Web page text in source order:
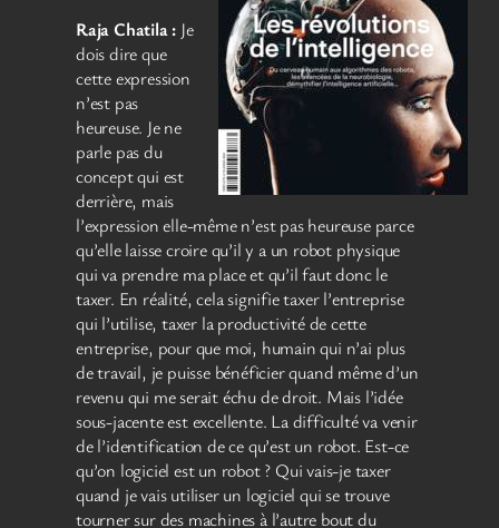
Raja Chatila : Je
dois dire que
cette expression
n’est pas
heureuse. Je ne
parle pas du
concept qui est
derrière, mais
l’expression elle-même n’est pas heureuse parce
qu’elle laisse croire qu’il y a un robot physique
qui va prendre ma place et qu’il faut donc le
taxer. En réalité, cela signifie taxer l’entreprise
qui l’utilise, taxer la productivité de cette
entreprise, pour que moi, humain qui n’ai plus
de travail, je puisse bénéficier quand même d’un
revenu qui me serait échu de droit. Mais l’idée
sous-jacente est excellente. La difficulté va venir
de l’identification de ce qu’est un robot. Est-ce
qu’on logiciel est un robot ? Qui vais-je taxer
quand je vais utiliser un logiciel qui se trouve
tourner sur des machines à l’autre bout du